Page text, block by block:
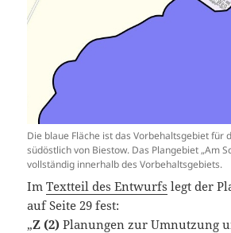
Die blaue Fläche ist das Vorbehaltsgebiet für
südöstlich von Biestow. Das Plangebiet „Am
vollständig innerhalb des Vorbehaltsgebiets.
ImTextteil des Entwurfs legt der
auf Seite 29 fest:
„Z (2) Planungen zur Umnutzung